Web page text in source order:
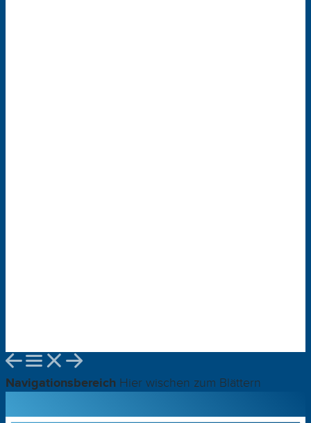
Navigationsbereich Hier wischen zum Blättern